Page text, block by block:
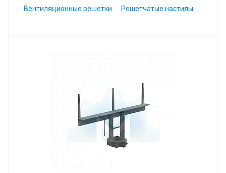
Вентиляционные решетки Решетчатые настилы